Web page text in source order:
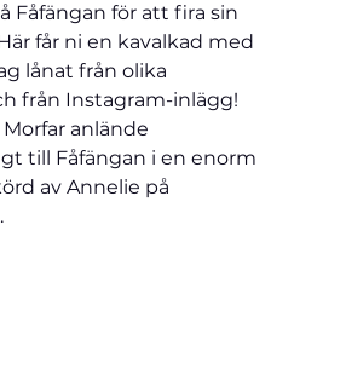
Fåfängan för att fira sin
får ni en kavalkad med
lånat från olika
från Instagram-inlägg!
anlände
till Fåfängan i en enorm
av Annelie på